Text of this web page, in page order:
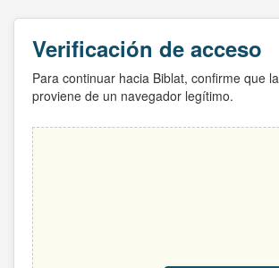
Verificación de acceso
Para continuar hacia Biblat, confirme que
proviene de un navegador legítimo.